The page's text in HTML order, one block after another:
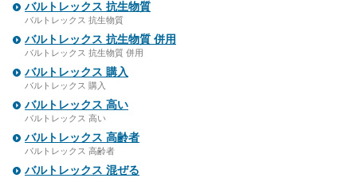
バルトレックス 抗生物質
バルトレックス 抗生物質
バルトレックス 抗生物質 併用
バルトレックス 抗生物質 併用
バルトレックス 購入
バルトレックス 購入
バルトレックス 高い
バルトレックス 高い
バルトレックス 高齢者
バルトレックス 高齢者
バルトレックス 混ぜる